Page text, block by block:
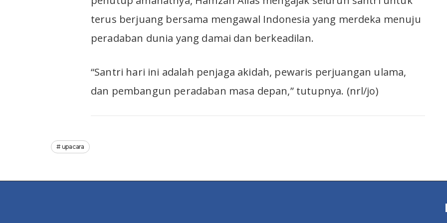
terus berjuang bersama mengawal Indonesia yang merdeka menuju
peradaban dunia yang damai dan berkeadilan.
“Santri hari ini adalah penjaga akidah, pewaris perjuangan ulama,
dan pembangun peradaban masa depan,” tutupnya. (nrl/jo)
upacara